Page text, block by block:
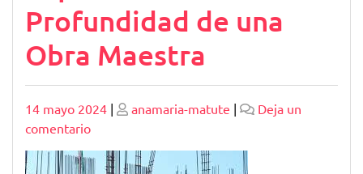
Profundidad de una
Obra Maestra
Publicado
14 mayo 2024 | Publicado
anamaria-matute |
Deja un
comentarioen
Explorando
la